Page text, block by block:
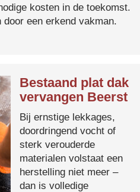
kosten in de toekomst.
een erkend vakman.
Bestaand plat dak
vervangen Beerst
Bij ernstige lekkages,
doordringend vocht of
sterk verouderde
materialen volstaat een
herstelling niet meer –
dan is volledige